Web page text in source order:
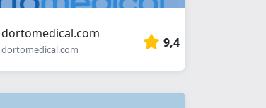
dortomedical.com
dortomedical.com 9,4